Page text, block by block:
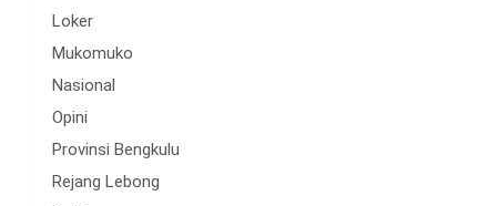
Loker
Mukomuko
Nasional
Opini
Provinsi Bengkulu
Rejang Lebong